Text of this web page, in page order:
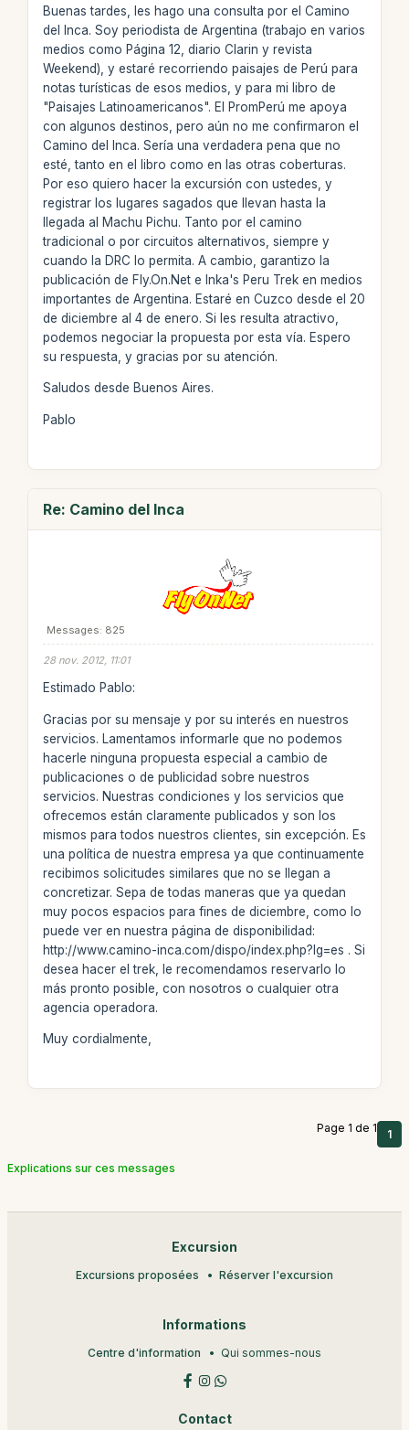
Buenas tardes, les hago una consulta por el Camino
del Inca. Soy periodista de Argentina (trabajo en varios
medios como Página 12, diario Clarin y revista
Weekend), y estaré recorriendo paisajes de Perú para
notas turísticas de esos medios, y para mi libro de
"Paisajes Latinoamericanos". El PromPerú me apoya
con algunos destinos, pero aún no me confirmaron el
Camino del Inca. Sería una verdadera pena que no
esté, tanto en el libro como en las otras coberturas.
Por eso quiero hacer la excursión con ustedes, y
registrar los lugares sagados que llevan hasta la
llegada al Machu Pichu. Tanto por el camino
tradicional o por circuitos alternativos, siempre y
cuando la DRC lo permita. A cambio, garantizo la
publicación de Fly.On.Net e Inka's Peru Trek en medios
importantes de Argentina. Estaré en Cuzco desde el 20
de diciembre al 4 de enero. Si les resulta atractivo,
podemos negociar la propuesta por esta vía. Espero
su respuesta, y gracias por su atención.
Saludos desde Buenos Aires.
Pablo
Re: Camino del Inca
Messages: 825
28 nov. 2012, 11:01
Estimado Pablo:
Gracias por su mensaje y por su interés en nuestros
servicios. Lamentamos informarle que no podemos
hacerle ninguna propuesta especial a cambio de
publicaciones o de publicidad sobre nuestros
servicios. Nuestras condiciones y los servicios que
ofrecemos están claramente publicados y son los
mismos para todos nuestros clientes, sin excepción. Es
una política de nuestra empresa ya que continuamente
recibimos solicitudes similares que no se llegan a
concretizar. Sepa de todas maneras que ya quedan
muy pocos espacios para fines de diciembre, como lo
puede ver en nuestra página de disponibilidad:
http://www.camino-inca.com/dispo/index.php?lg=es . Si
desea hacer el trek, le recomendamos reservarlo lo
más pronto posible, con nosotros o cualquier otra
agencia operadora.
Muy cordialmente,
Page 1 de 1 1
Explications sur ces messages
Excursion
Excursions proposées Réserver l'excursion
Informations
Centre d'information Qui sommes-nous
Contact